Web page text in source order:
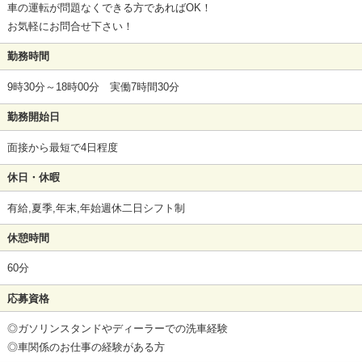
車の運転が問題なくできる方であればOK！
お気軽にお問合せ下さい！
勤務時間
9時30分～18時00分 実働7時間30分
勤務開始日
面接から最短で4日程度
休日・休暇
有給,夏季,年末,年始週休二日シフト制
休憩時間
60分
応募資格
◎ガソリンスタンドやディーラーでの洗車経験
◎車関係のお仕事の経験がある方